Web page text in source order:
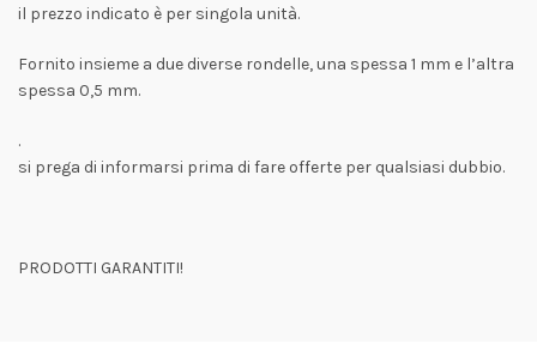
il prezzo indicato è per singola unità.
Fornito insieme a due diverse rondelle, una spessa 1 mm e l’altra
spessa 0,5 mm.
.
si prega di informarsi prima di fare offerte per qualsiasi dubbio.
PRODOTTI GARANTITI!